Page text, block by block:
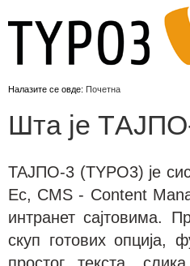
Налазите се овде: Почетна
Шта је
ТАЈПО-3 (ТYPO3) је
Ес, CMS - Content
интранет сајтовима.
скуп готових опција,